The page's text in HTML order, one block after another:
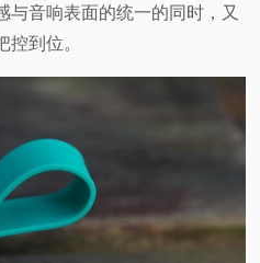
与音响表面的统一的同时，又
到位。